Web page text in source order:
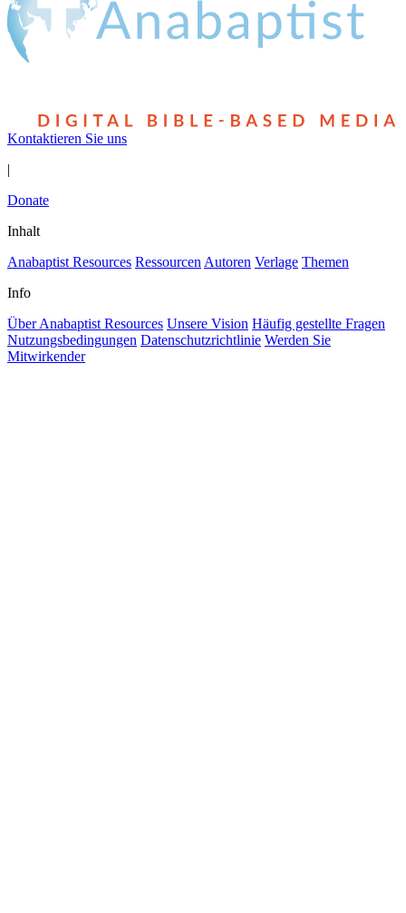
Kontaktieren Sie uns
|
Donate
Inhalt
Anabaptist Resources Ressourcen Autoren Verlage Themen
Info
Über Anabaptist Resources Unsere Vision Häufig gestellte Fragen
Nutzungsbedingungen Datenschutzrichtlinie Werden Sie
Mitwirkender